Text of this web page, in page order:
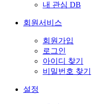
내 관심 DB
회원서비스
회원가입
로그인
아이디 찾기
비밀번호 찾기
설정